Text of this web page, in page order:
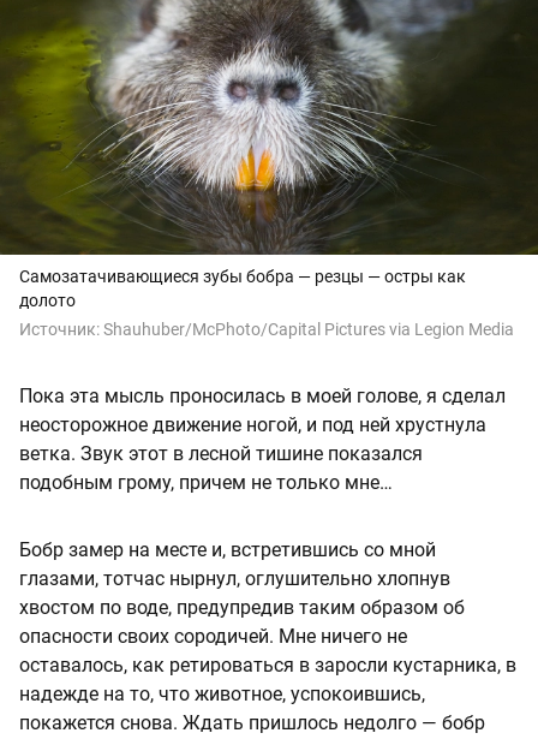
Самозатачивающиеся зубы бобра — резцы — остры как
долото
Источник:Shauhuber/McPhoto/Capital Pictures via Legion Media
Пока эта мысль проносилась в моей голове, я сделал
неосторожное движение ногой, и под ней хрустнула
ветка. Звук этот в лесной тишине показался
подобным грому, причем не только мне…
Бобр замер на месте и, встретившись со мной
глазами, тотчас нырнул, оглушительно хлопнув
хвостом по воде, предупредив таким образом об
опасности своих сородичей. Мне ничего не
оставалось, как ретироваться в заросли кустарника, в
надежде на то, что животное, успокоившись,
покажется снова. Ждать пришлось недолго — бобр